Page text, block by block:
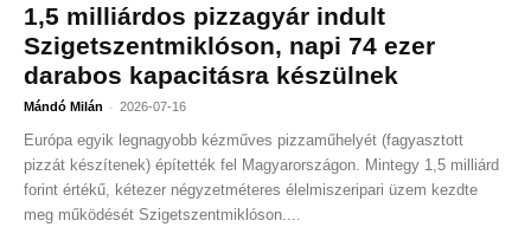
1,5 milliárdos pizzagyár indult
Szigetszentmiklóson, napi 74 ezer
darabos kapacitásra készülnek
Mándó Milán - 2026-07-16
Európa egyik legnagyobb kézműves pizzaműhelyét (fagyasztott
pizzát készítenek) építették fel Magyarországon. Mintegy 1,5 milliárd
forint értékű, kétezer négyzetméteres élelmiszeripari üzem kezdte
meg működését Szigetszentmiklóson....